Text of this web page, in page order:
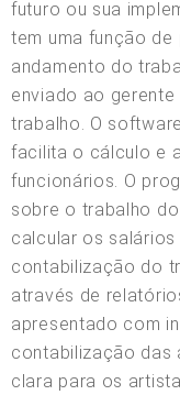
futuro ou sua
tem uma função de
andamento do
enviado ao
trabalho. O
facilita o cálculo e
funcionários. O
sobre o trabalho
calcular os
contabilização do
através de
apresentado com
contabilização das
clara para os